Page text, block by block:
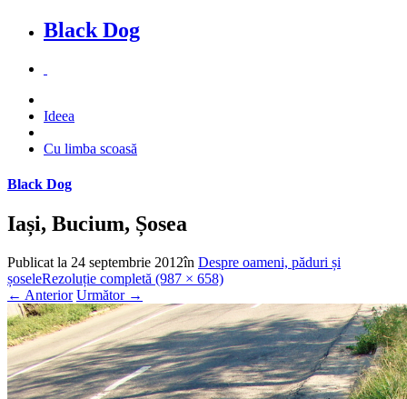
Black Dog
Ideea
Cu limba scoasă
Black Dog
Iași, Bucium, Șosea
Publicat la 24 septembrie 2012în Despre oameni, păduri și
șoseleRezoluție completă (987 × 658)
← Anterior Următor →